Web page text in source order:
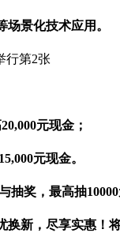
场景化技术应用。
20,000元现金 ；
15,000元现金。
抽奖，最高抽10000
换新，尽享实惠！